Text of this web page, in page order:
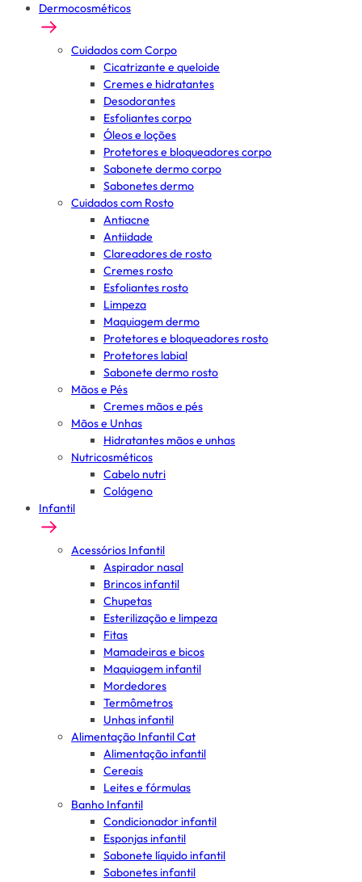
Dermocosméticos
Cuidados com Corpo
Cicatrizante e queloide
Cremes e hidratantes
Desodorantes
Esfoliantes corpo
Óleos e loções
Protetores e bloqueadores corpo
Sabonete dermo corpo
Sabonetes dermo
Cuidados com Rosto
Antiacne
Antiidade
Clareadores de rosto
Cremes rosto
Esfoliantes rosto
Limpeza
Maquiagem dermo
Protetores e bloqueadores rosto
Protetores labial
Sabonete dermo rosto
Mãos e Pés
Cremes mãos e pés
Mãos e Unhas
Hidratantes mãos e unhas
Nutricosméticos
Cabelo nutri
Colágeno
Infantil
Acessórios Infantil
Aspirador nasal
Brincos infantil
Chupetas
Esterilização e limpeza
Fitas
Mamadeiras e bicos
Maquiagem infantil
Mordedores
Termômetros
Unhas infantil
Alimentação Infantil Cat
Alimentação infantil
Cereais
Leites e fórmulas
Banho Infantil
Condicionador infantil
Esponjas infantil
Sabonete líquido infantil
Sabonetes infantil